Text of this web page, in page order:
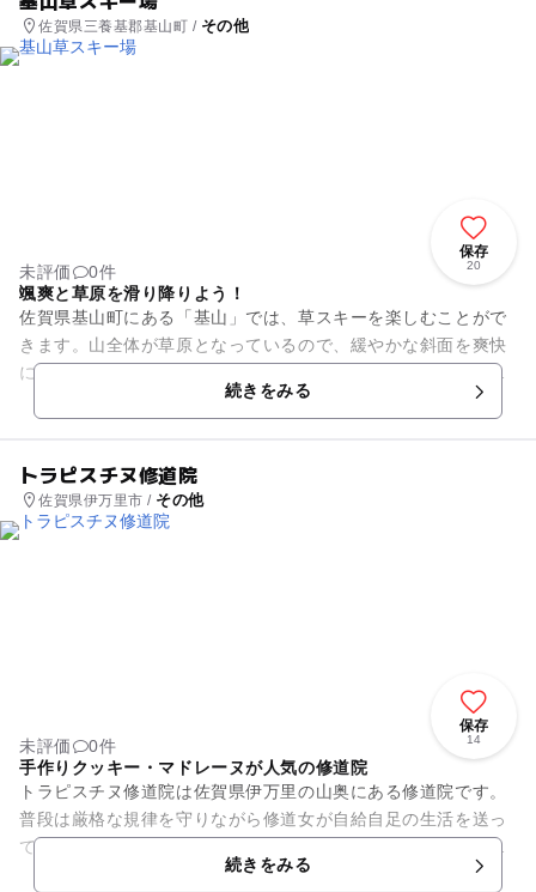
佐賀県三養基郡基山町 / その他
保存
20
未評価
0件
颯爽と草原を滑り降りよう！
佐賀県基山町にある「基山」では、草スキーを楽しむことがで
きます。山全体が草原となっているので、緩やかな斜面を爽快
にすべり降りることが可能！頂上からの眺めも最高！周辺の
山々や有明海、博多湾なども見...
続きをみる
トラピスチヌ修道院
佐賀県伊万里市 / その他
保存
14
未評価
0件
手作りクッキー・マドレーヌが人気の修道院
トラピスチヌ修道院は佐賀県伊万里の山奥にある修道院です。
普段は厳格な規律を守りながら修道女が自給自足の生活を送っ
ている施設ですが、一般に公開されているため見学をすること
ができます。山奥の澄んだ空...続きをみる